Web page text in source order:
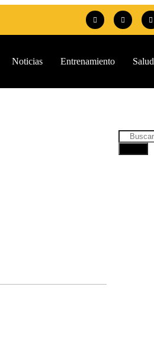
Noticias Entrenamiento Salud